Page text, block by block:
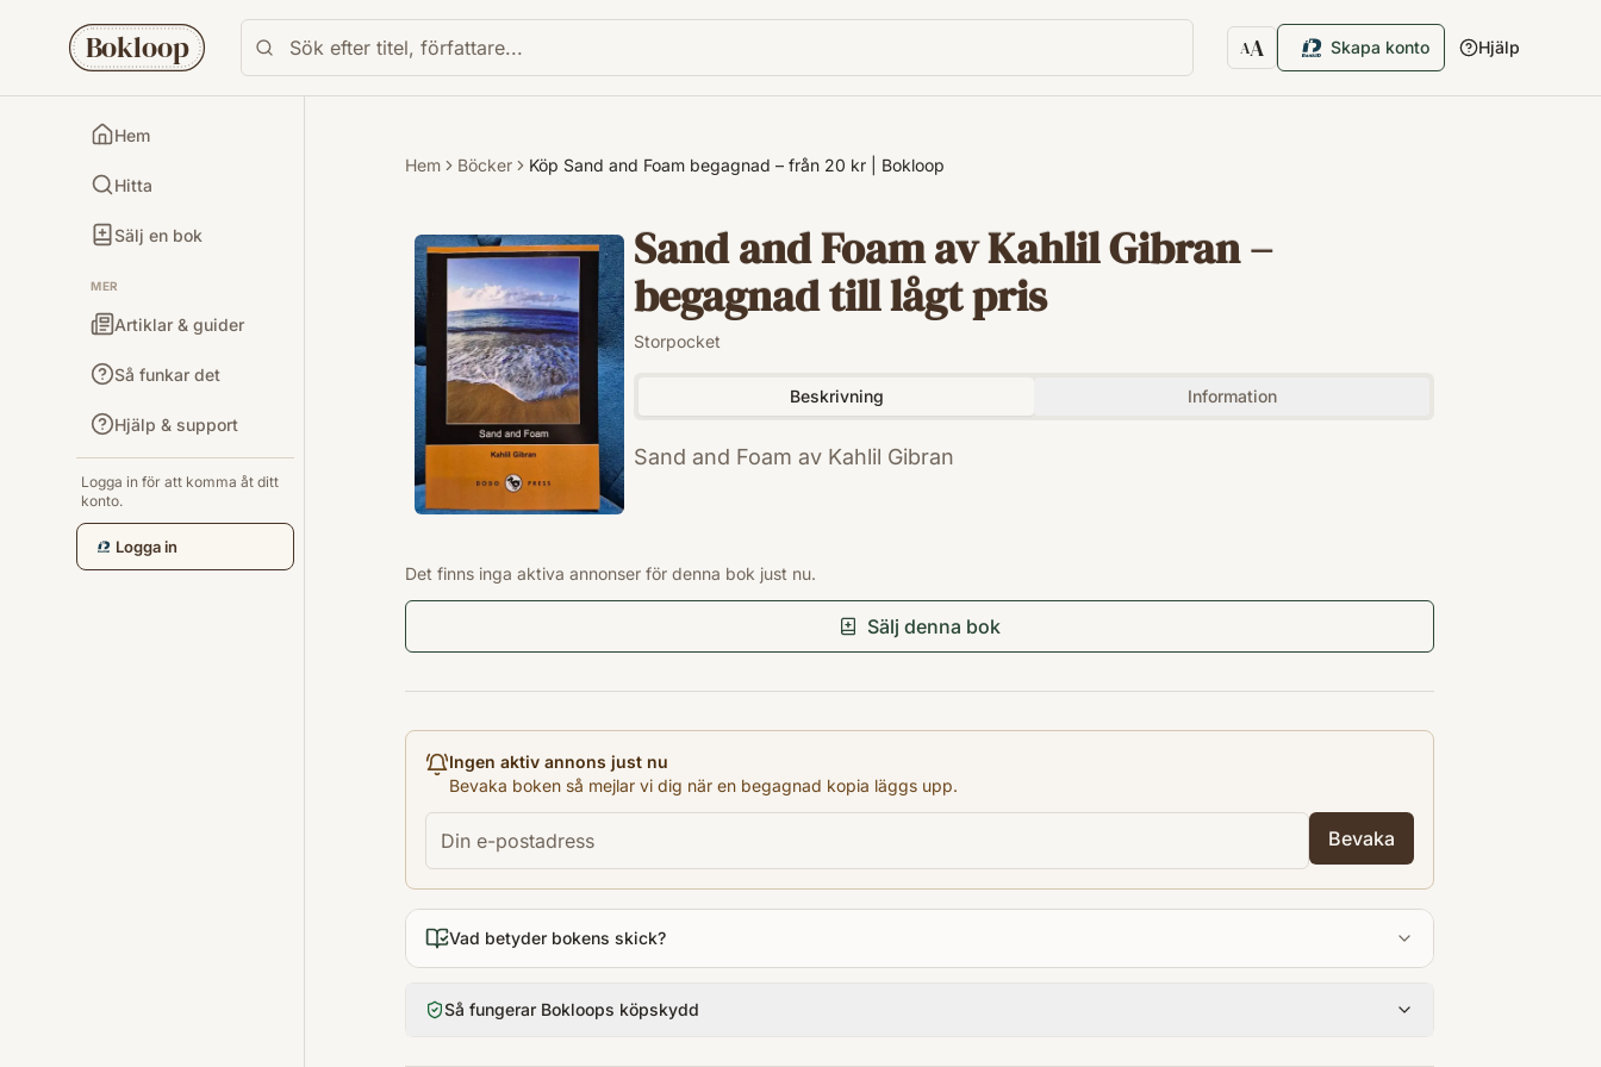
Bokloop AA
Textstorlek
Skapa konto Hjälp
Hem
Hitta
Sälj en bok
MER
Artiklar & guider
Så funkar det
Hjälp & support
Logga in för att komma åt ditt
konto.
Logga in
Hem Böcker Köp Sand and Foam begagnad – från 20 kr | Bokloop
Sand and Foam av Kahlil Gibran –
begagnad till lågt pris
Storpocket
Beskrivning Information
Sand and Foam av Kahlil Gibran
Dodo
en
Det finns inga aktiva annonser för denna bok just nu.
Sälj denna bok
Ingen aktiv annons just nu
Bevaka boken så mejlar vi dig när en begagnad kopia läggs upp.
Bevaka
Vad betyder bokens skick?
Så fungerar Bokloops köpskydd